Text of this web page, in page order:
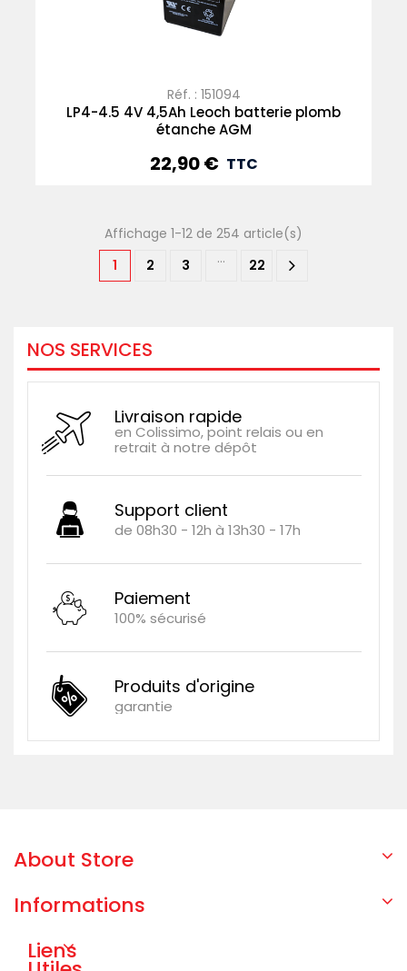
Réf. : 151094
LP4-4.5 4V 4,5Ah Leoch batterie plomb
étanche AGM
Prix
22,90 € TTC
Affichage 1-12 de 254 article(s)
1
2 3 … 22
NOS SERVICES
Livraison rapide
en Colissimo, point relais ou en
retrait à notre dépôt
Support client
de 08h30 - 12h à 13h30 - 17h
Paiement
100% sécurisé
Produits d'origine
garantie
About Store
Informations
Liens